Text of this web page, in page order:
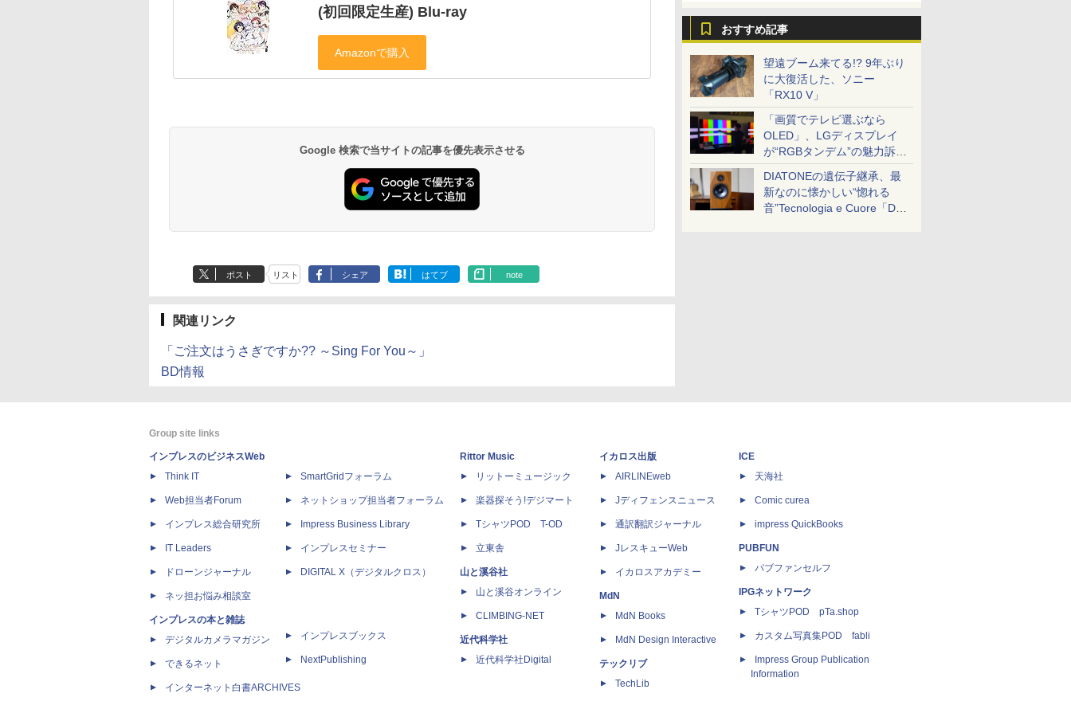
おすすめ記事
望遠ブーム来てる!? 9年ぶり
に大復活した、ソニー
「RX10 V」
「画質でテレビ選ぶなら
OLED」、LGディスプレイ
が“RGBタンデム”の魅力訴
求。液晶とのガチ比較も
DIATONEの遺伝子継承、最
新なのに懐かしい“惚れる
音”Tecnologia e Cuore「DS-
(初回限定生産) Blu-ray
Google 検索で当サイトの記事を優先表示させる
ポスト リスト シェア はてブ note
関連リンク
「ご注文はうさぎですか?? ～Sing For You～」
BD情報
Group site links
インプレスのビジネスWeb
Think IT
Web担当者Forum
インプレス総合研究所
IT Leaders
ドローンジャーナル
ネッ担お悩み相談室
インプレスの本と雑誌
デジタルカメラマガジン
できるネット
インターネット白書ARCHIVES
SmartGridフォーラム
ネットショップ担当者フォーラム
Impress Business Library
インプレスセミナー
DIGITAL X（デジタルクロス）
インプレスブックス
NextPublishing
Rittor Music
リットーミュージック
楽器探そう!デジマート
TシャツPOD T-OD
立東舎
山と溪谷社
山と溪谷オンライン
CLIMBING-NET
近代科学社
近代科学社Digital
イカロス出版
AIRLINEweb
Jディフェンスニュース
通訳翻訳ジャーナル
JレスキューWeb
イカロスアカデミー
MdN
MdN Books
MdN Design Interactive
テックリブ
TechLib
ICE
天海社
Comic curea
impress QuickBooks
PUBFUN
パブファンセルフ
IPGネットワーク
TシャツPOD pTa.shop
カスタム写真集POD fabli
Impress Group Publication
Information